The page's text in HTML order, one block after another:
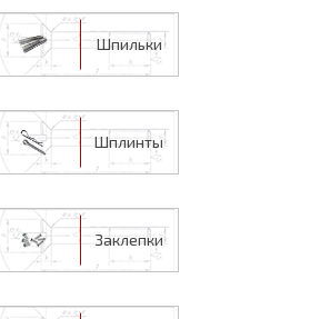
Шпильки
Шплинты
Заклепки